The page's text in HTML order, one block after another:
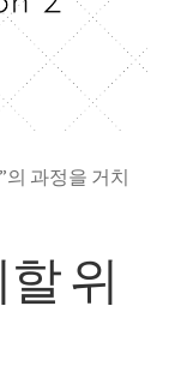
”의 과정을 거치
위